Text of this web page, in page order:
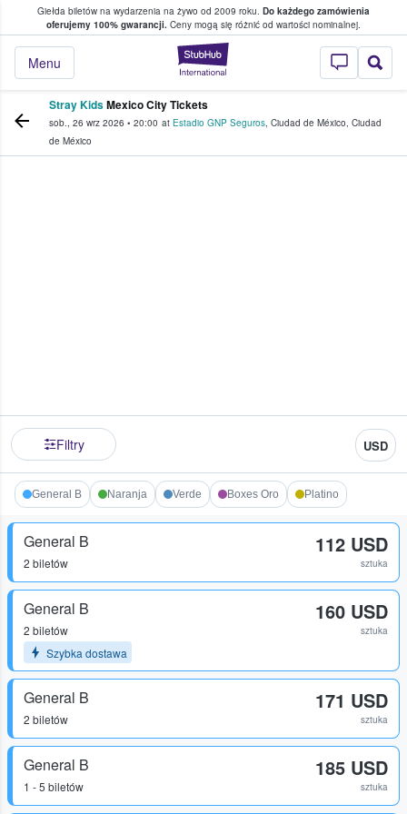
Giełda biletów na wydarzenia na żywo od 2009 roku. Do każdego zamówienia
oferujemy 100% gwarancji. Ceny mogą się różnić od wartości nominalnej.
StubHub —
Menu
w którym fani i kibice kupują i
Stray KidsMexico City Tickets
sob., 26 wrz 2026 • 20:00 at Estadio GNP Seguros, Ciudad de México, Ciudad
de México
Filtry USD
General B Naranja Verde Boxes Oro Platino
General B
2 biletów
112 USD
sztuka
General B
2 biletów
Szybka dostawa
160 USD
sztuka
General B
2 biletów
171 USD
sztuka
General B
1 - 5 biletów
185 USD
sztuka